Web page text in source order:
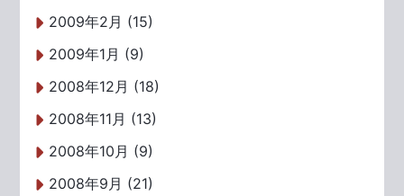
2009年2月 (15)
2009年1月 (9)
2008年12月 (18)
2008年11月 (13)
2008年10月 (9)
2008年9月 (21)